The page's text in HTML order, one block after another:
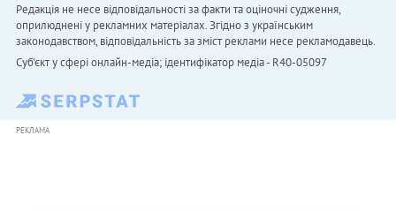
Редакція не несе відповідальності за факти та оціночні судження,
оприлюднені у рекламних матеріалах. Згідно з українським
законодавством, відповідальність за зміст реклами несе рекламодавець.
Cуб'єкт у сфері онлайн-медіа; ідентифікатор медіа - R40-05097
РЕКЛАМА